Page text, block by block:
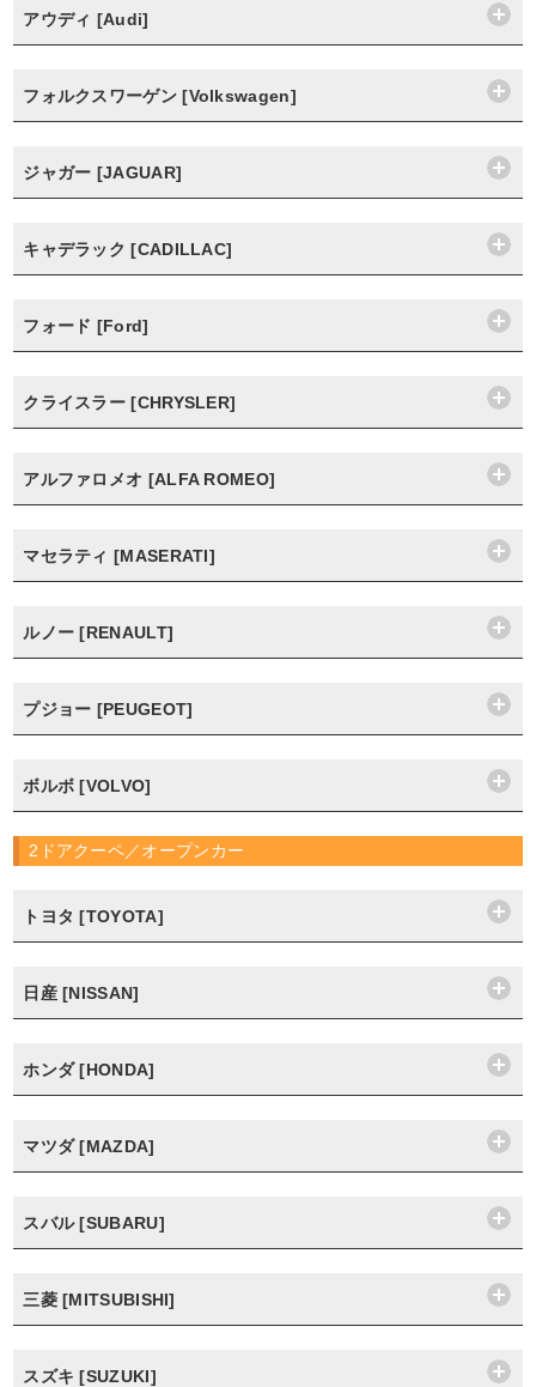
アウディ [Audi]
フォルクスワーゲン [Volkswagen]
ジャガー [JAGUAR]
キャデラック [CADILLAC]
フォード [Ford]
クライスラー [CHRYSLER]
アルファロメオ [ALFA ROMEO]
マセラティ [MASERATI]
ルノー [RENAULT]
プジョー [PEUGEOT]
ボルボ [VOLVO]
2ドアクーペ／オープンカー
トヨタ [TOYOTA]
日産 [NISSAN]
ホンダ [HONDA]
マツダ [MAZDA]
スバル [SUBARU]
三菱 [MITSUBISHI]
スズキ [SUZUKI]